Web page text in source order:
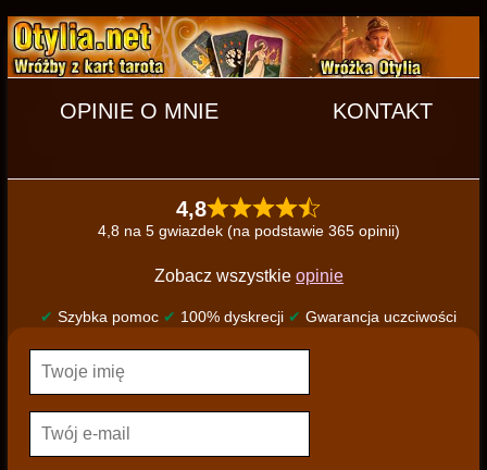
OPINIE O MNIE KONTAKT
4,8
4,8 na 5 gwiazdek (na podstawie 365 opinii)
Zobacz wszystkie opinie
✔ Szybka pomoc ✔ 100% dyskrecji ✔ Gwarancja uczciwości